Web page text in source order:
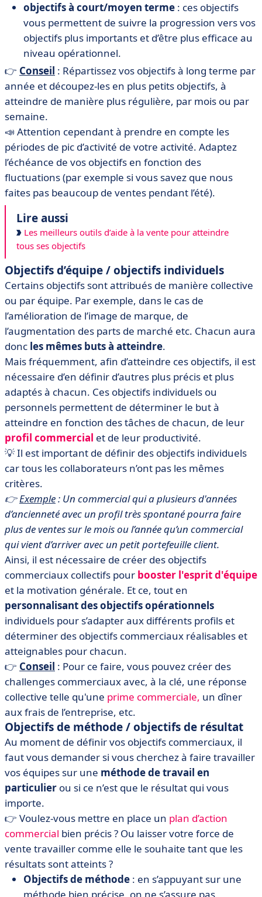
objectifs à court/moyen terme : ces objectifs
vous permettent de suivre la progression vers vos
objectifs plus importants et d’être plus efficace au
niveau opérationnel.
👉 Conseil : Répartissez vos objectifs à long terme par
année et découpez-les en plus petits objectifs, à
atteindre de manière plus régulière, par mois ou par
semaine.
📣 Attention cependant à prendre en compte les
périodes de pic d’activité de votre activité. Adaptez
l’échéance de vos objectifs en fonction des
fluctuations (par exemple si vous savez que nous
faites pas beaucoup de ventes pendant l’été).
Lire aussi
Les meilleurs outils d’aide à la vente pour atteindre
tous ses objectifs
Objectifs d’équipe / objectifs individuels
Certains objectifs sont attribués de manière collective
ou par équipe. Par exemple, dans le cas de
l’amélioration de l’image de marque, de
l’augmentation des parts de marché etc. Chacun aura
donc les mêmes buts à atteindre.
Mais fréquemment, afin d’atteindre ces objectifs, il est
nécessaire d’en définir d’autres plus précis et plus
adaptés à chacun. Ces objectifs individuels ou
personnels permettent de déterminer le but à
atteindre en fonction des tâches de chacun, de leur
profil commercial et de leur productivité.
💡 Il est important de définir des objectifs individuels
car tous les collaborateurs n’ont pas les mêmes
critères.
👉Exemple: Un commercial qui a plusieurs d'années
d’ancienneté avec un profil très spontané pourra faire
plus de ventes sur le mois ou l’année qu’un commercial
qui vient d’arriver avec un petit portefeuille client.
Ainsi, il est nécessaire de créer des objectifs
commerciaux collectifs pour booster l'esprit d'équipe
et la motivation générale. Et ce, tout en
personnalisant des objectifs opérationnels
individuels pour s’adapter aux différents profils et
déterminer des objectifs commerciaux réalisables et
atteignables pour chacun.
👉 Conseil : Pour ce faire, vous pouvez créer des
challenges commerciaux avec, à la clé, une réponse
collective telle qu'une prime commerciale, un dîner
aux frais de l’entreprise, etc.
Objectifs de méthode / objectifs de résultat
Au moment de définir vos objectifs commerciaux, il
faut vous demander si vous cherchez à faire travailler
vos équipes sur une méthode de travail en
particulier ou si ce n’est que le résultat qui vous
importe.
👉 Voulez-vous mettre en place un plan d’action
commercial bien précis ? Ou laisser votre force de
vente travailler comme elle le souhaite tant que les
résultats sont atteints ?
Objectifs de méthode : en s’appuyant sur une